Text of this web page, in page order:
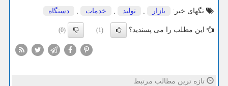
تگهای خبر:
بازار , تولید , خدمات , دستگاه
این مطلب را می پسندید؟ (1)
(0)
تازه ترین مطالب مرتبط